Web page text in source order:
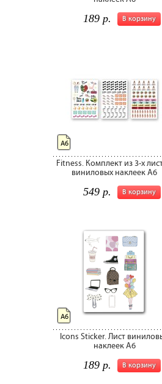
В корзину
189 р.
Fitness. Комплект из 3-х
виниловых наклеек А6
В корзину
549 р.
А6
Icons Sticker. Лист
наклеек А6
В корзину
189 р.
А6